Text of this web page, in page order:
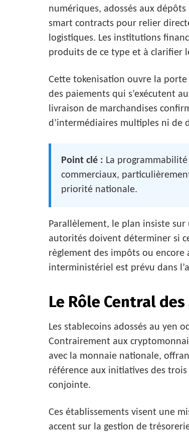
numériques, adossés aux
smart contracts pour relier
logistiques. Les institutions
produits de ce type et à clarifier
Cette tokenisation ouvre la
des paiements qui s’exécutent
livraison de marchandises
d’intermédiaires multiples ni de
Point clé : La
commerciaux,
priorité nationale.
Parallèlement, le plan insiste
autorités doivent déterminer si
règlement des impôts ou
interministériel est prévu dans
Le Rôle Central
Les stablecoins adossés au yen
Contrairement aux
avec la monnaie nationale,
référence aux initiatives des
conjointe.
Ces établissements visent une
accent sur la gestion de